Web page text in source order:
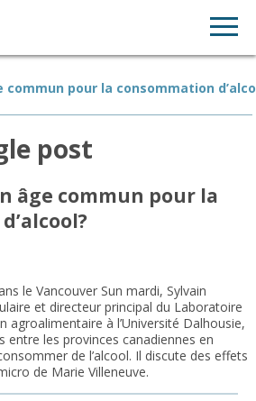
commun pour la consommation
post
âge commun pour la
le Vancouver Sun mardi, Sylvain
et directeur principal du Laboratoire
agroalimentaire à l’Université Dalhousie,
entre les provinces canadiennes en
de l’alcool. Il discute des effets
de Marie Villeneuve.